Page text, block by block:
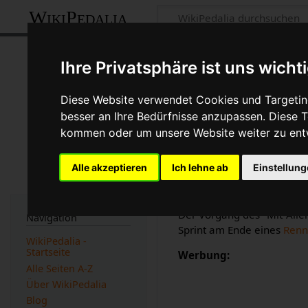
Ihre Privatsphäre ist uns
Diese Website verwendet Cookies und
besser an Ihre Bedürfnisse anzupassen. Diese
kommen oder um unsere Website weiter zu
Alle akzeptieren Ich lehne ab
WikiPedalia
Sprint
Seite Diskussion
Version vom 23.
statt. {{GlossarSB}}...)
(Unterschied) ←
Der Vorgang des "Mit-
Sprint am Ende eines
Werbung:
Navigation
WikiPedalia -
Startseite
Alle Seiten A-Z
Über WikiPedalia
Blog